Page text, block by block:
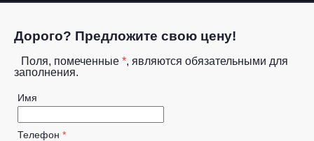
Дорого? Предложите свою цену!
Поля, помеченные *, являются обязательными для
заполнения.
Имя
Телефон *